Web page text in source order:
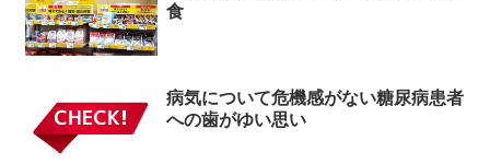
食
病気について危機感がない糖尿病患者
への歯がゆい思い